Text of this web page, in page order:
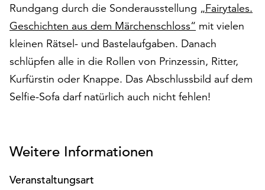
auf
„Alle
akzeptieren“,
alle
Cookies
zu
Ihr
jederzeit
Rundgang durch die Sonderausstellung „Fairytales.
Geschichten aus dem Märchenschloss“ mit vielen
kleinen Rätsel- und Bastelaufgaben. Danach
schlüpfen alle in die Rollen von Prinzessin, Ritter,
Kurfürstin oder Knappe. Das Abschlussbild auf dem
Selfie-Sofa darf natürlich auch nicht fehlen!
Weitere Informationen
Veranstaltungsart